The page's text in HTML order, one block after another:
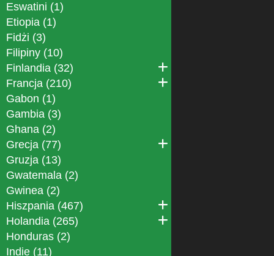
Eswatini (1)
Etiopia (1)
Fidżi (3)
Filipiny (10)
Finlandia (32)
Francja (210)
Gabon (1)
Gambia (3)
Ghana (2)
Grecja (77)
Gruzja (13)
Gwatemala (2)
Gwinea (2)
Hiszpania (467)
Holandia (265)
Honduras (2)
Indie (11)